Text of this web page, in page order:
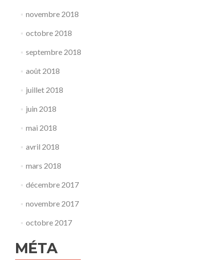
novembre 2018
octobre 2018
septembre 2018
août 2018
juillet 2018
juin 2018
mai 2018
avril 2018
mars 2018
décembre 2017
novembre 2017
octobre 2017
MÉTA